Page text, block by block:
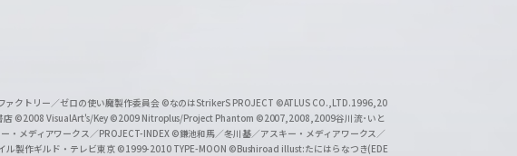
クトリー／ゼロの使い魔製作委員会 ©なのはStrikerS PROJECT ©ATLUS CO.,LTD.1996,20
店 ©2008 VisualArt's/Key ©2009 Nitroplus/Project Phantom ©2007,2008,2009谷川流･いと
・メディアワークス／PROJECT-INDEX ©鎌池和馬／冬川基／アスキー・メディアワークス／
ル製作ギルド・テレビ東京 ©1999-2010 TYPE-MOON ©Bushiroad illust:たにはらなつき(EDE